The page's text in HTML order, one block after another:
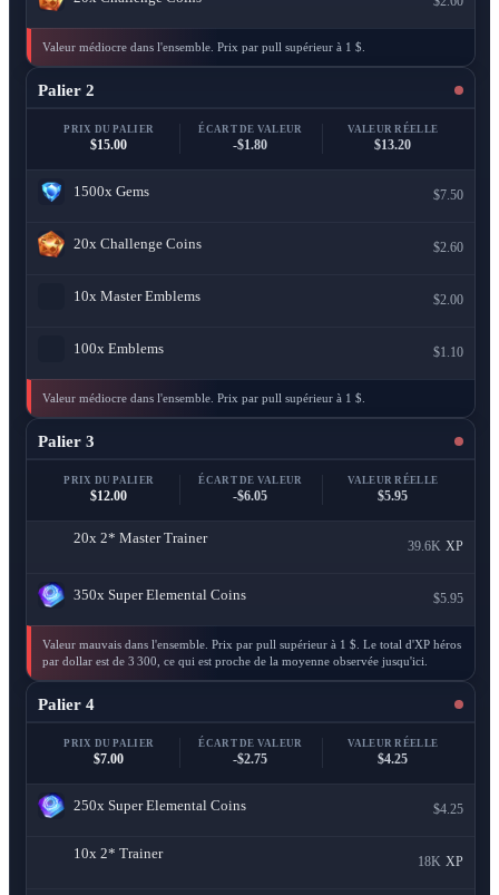
Valeur médiocre dans l'ensemble. Prix par pull supérieur à 1 $.
Palier 2
PRIX DU PALIER
$15.00
ÉCART DE VALEUR
-$1.80
VALEUR RÉELLE
$13.20
1500x Gems $7.50
20x Challenge Coins $2.60
10x Master Emblems $2.00
100x Emblems $1.10
Valeur médiocre dans l'ensemble. Prix par pull supérieur à 1 $.
Palier 3
PRIX DU PALIER
$12.00
ÉCART DE VALEUR
-$6.05
VALEUR RÉELLE
$5.95
20x 2* Master Trainer
39.6K XP
350x Super Elemental Coins $5.95
Valeur mauvais dans l'ensemble. Prix par pull supérieur à 1 $. Le total d'XP héros
par dollar est de 3 300, ce qui est proche de la moyenne observée jusqu'ici.
Palier 4
PRIX DU PALIER
$7.00
ÉCART DE VALEUR
-$2.75
VALEUR RÉELLE
$4.25
250x Super Elemental Coins $4.25
10x 2* Trainer
18K XP